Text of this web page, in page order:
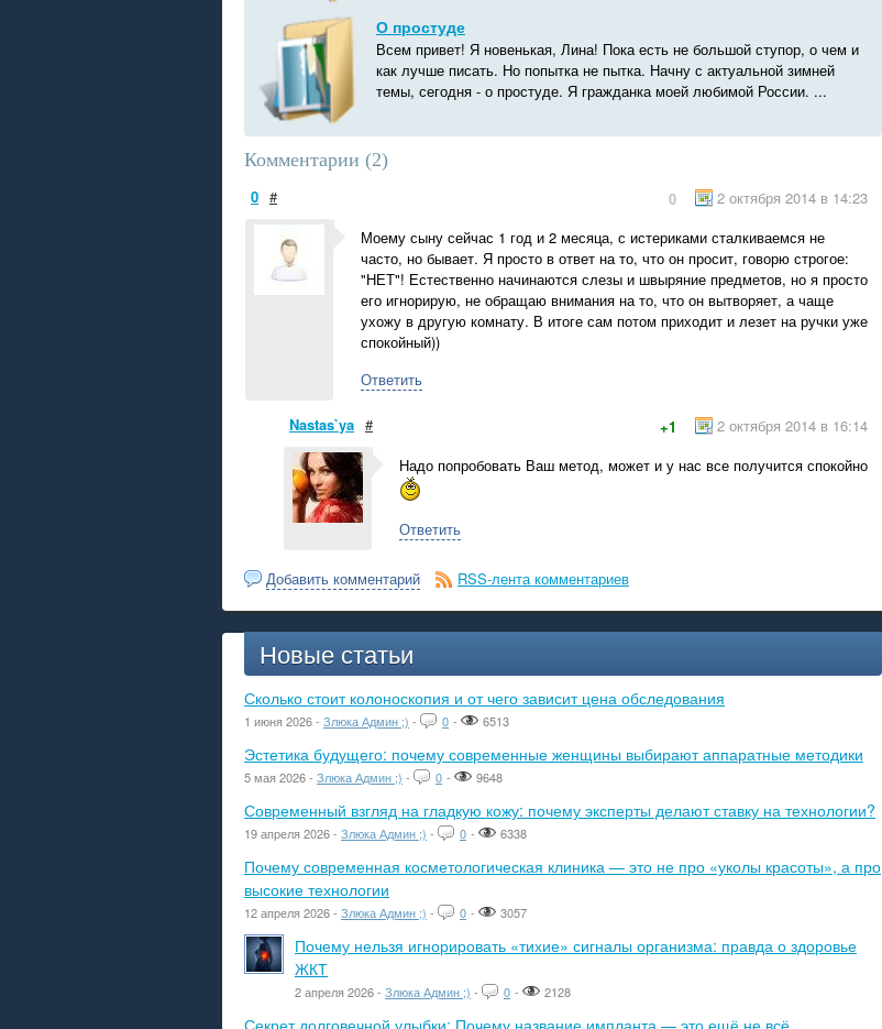
О простуде
Всем привет! Я новенькая, Лина! Пока есть не большой ступор, о чем и
как лучше писать. Но попытка не пытка. Начну с актуальной зимней
темы, сегодня - о простуде. Я гражданка моей любимой России. ...
Комментарии (2)
0 # 2 октября 2014 в 14:23
0
Моему сыну сейчас 1 год и 2 месяца, с истериками сталкиваемся не
часто, но бывает. Я просто в ответ на то, что он просит, говорю строгое:
"НЕТ"! Естественно начинаются слезы и швыряние предметов, но я просто
его игнорирую, не обращаю внимания на то, что он вытворяет, а чаще
ухожу в другую комнату. В итоге сам потом приходит и лезет на ручки уже
спокойный))
Ответить
Nastas`ya # 2 октября 2014 в 16:14
+1
Надо попробовать Ваш метод, может и у нас все получится спокойно
Ответить
Добавить комментарий RSS-лента комментариев
Новые статьи
Сколько стоит колоноскопия и от чего зависит цена обследования
1 июня 2026 - Злюка Админ ;) - 0 - 6513
Эстетика будущего: почему современные женщины выбирают аппаратные методики
5 мая 2026 - Злюка Админ ;) - 0 - 9648
Современный взгляд на гладкую кожу: почему эксперты делают ставку на технологии?
19 апреля 2026 - Злюка Админ ;) - 0 - 6338
Почему современная косметологическая клиника — это не про «уколы красоты», а про
высокие технологии
12 апреля 2026 - Злюка Админ ;) - 0 - 3057
Почему нельзя игнорировать «тихие» сигналы организма: правда о здоровье
ЖКТ
2 апреля 2026 - Злюка Админ ;) - 0 - 2128
Секрет долговечной улыбки: Почему название импланта — это ещё не всё